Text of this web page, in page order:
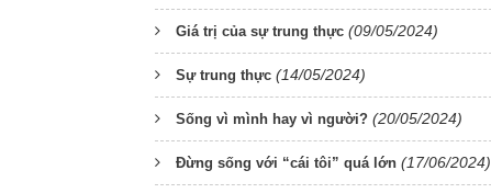
Giá trị của sự trung thực (09/05/2024)
Sự trung thực (14/05/2024)
Sống vì mình hay vì người? (20/05/2024)
Đừng sống với “cái tôi” quá lớn (17/06/2024)